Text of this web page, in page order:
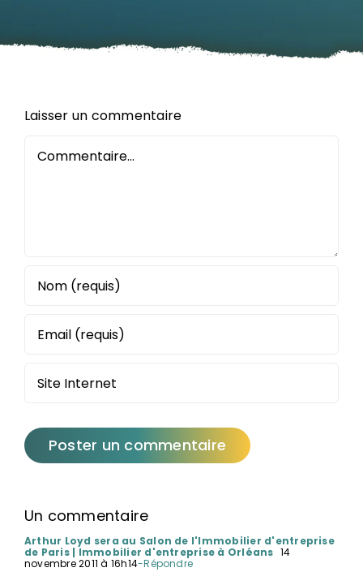
Un commentaire
Arthur Loyd sera au Salon de l'Immobilier d'entreprise
de Paris | Immobilier d'entreprise à Orléans 14
novembre 2011 à 16h14-Répondre
Laisser un commentaire